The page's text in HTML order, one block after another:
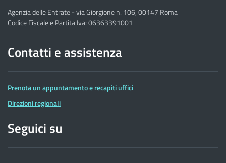
Agenzia delle Entrate - via Giorgione n. 106, 00147 Roma
Codice Fiscale e Partita Iva: 06363391001
Contatti e assistenza
Prenota un appuntamento e recapiti uffici
Direzioni regionali
Seguici su